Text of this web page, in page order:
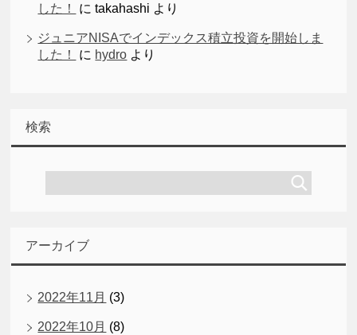
した！
にtakahashi より
ジュニアNISAでインデックス積立投資を開始しま
した！
に hydro より
検索
アーカイブ
2022年11月 (3)
2022年10月 (8)